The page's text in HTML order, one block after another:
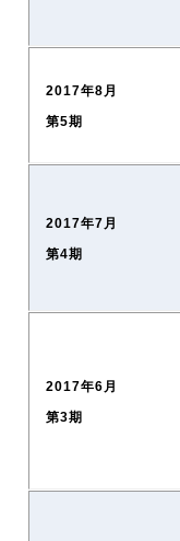
2017年8月
第5期
2017年7月
第4期
2017年6月
第3期